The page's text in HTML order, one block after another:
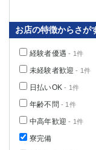
お店の特徴からさが
経験者優遇 - 1件
未経験者歓迎 - 1件
日払いOK - 1件
年齢不問 - 1件
中高年歓迎 - 1件
寮完備
春日部
千葉県
成田
西船橋
柏（西口）